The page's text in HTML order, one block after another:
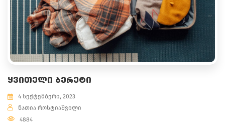
ᲧᲕᲘᲗᲔᲚᲘ ᲑᲔᲠᲔᲢᲘ
4 სექტემბერი, 2023
ნათია როსტიაშვილი
4884